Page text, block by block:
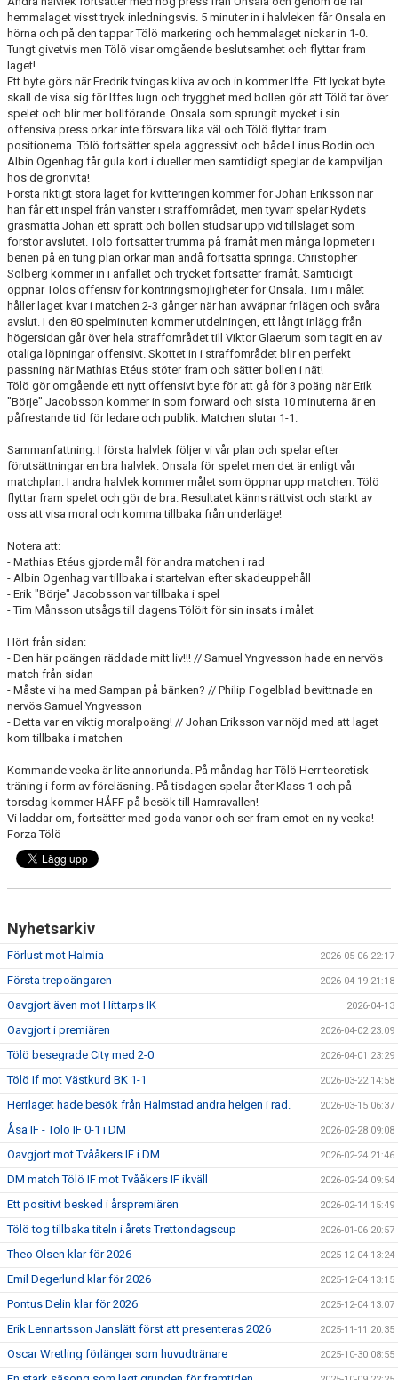
hemmalaget visst tryck inledningsvis. 5 minuter in i halvleken får Onsala en
hörna och på den tappar Tölö markering och hemmalaget nickar in 1-0.
Tungt givetvis men Tölö visar omgående beslutsamhet och flyttar fram
laget!
Ett byte görs när Fredrik tvingas kliva av och in kommer Iffe. Ett lyckat byte
skall de visa sig för Iffes lugn och trygghet med bollen gör att Tölö tar över
spelet och blir mer bollförande. Onsala som sprungit mycket i sin
offensiva press orkar inte försvara lika väl och Tölö flyttar fram
positionerna. Tölö fortsätter spela aggressivt och både Linus Bodin och
Albin Ogenhag får gula kort i dueller men samtidigt speglar de kampviljan
hos de grönvita!
Första riktigt stora läget för kvitteringen kommer för Johan Eriksson när
han får ett inspel från vänster i straffområdet, men tyvärr spelar Rydets
gräsmatta Johan ett spratt och bollen studsar upp vid tillslaget som
förstör avslutet. Tölö fortsätter trumma på framåt men många löpmeter i
benen på en tung plan orkar man ändå fortsätta springa. Christopher
Solberg kommer in i anfallet och trycket fortsätter framåt. Samtidigt
öppnar Tölös offensiv för kontringsmöjligheter för Onsala. Tim i målet
håller laget kvar i matchen 2-3 gånger när han avväpnar frilägen och svåra
avslut. I den 80 spelminuten kommer utdelningen, ett långt inlägg från
högersidan går över hela straffområdet till Viktor Glaerum som tagit en av
otaliga löpningar offensivt. Skottet in i straffområdet blir en perfekt
passning när Mathias Etéus stöter fram och sätter bollen i nät!
Tölö gör omgående ett nytt offensivt byte för att gå för 3 poäng när Erik
"Börje" Jacobsson kommer in som forward och sista 10 minuterna är en
påfrestande tid för ledare och publik. Matchen slutar 1-1.
Sammanfattning: I första halvlek följer vi vår plan och spelar efter
förutsättningar en bra halvlek. Onsala för spelet men det är enligt vår
matchplan. I andra halvlek kommer målet som öppnar upp matchen. Tölö
flyttar fram spelet och gör de bra. Resultatet känns rättvist och starkt av
oss att visa moral och komma tillbaka från underläge!
Notera att:
- Mathias Etéus gjorde mål för andra matchen i rad
- Albin Ogenhag var tillbaka i startelvan efter skadeuppehåll
- Erik "Börje" Jacobsson var tillbaka i spel
- Tim Månsson utsågs till dagens Tölöit för sin insats i målet
Hört från sidan:
- Den här poängen räddade mitt liv!!! // Samuel Yngvesson hade en nervös
match från sidan
- Måste vi ha med Sampan på bänken? // Philip Fogelblad bevittnade en
nervös Samuel Yngvesson
- Detta var en viktig moralpoäng! // Johan Eriksson var nöjd med att laget
kom tillbaka i matchen
Kommande vecka är lite annorlunda. På måndag har Tölö Herr teoretisk
träning i form av föreläsning. På tisdagen spelar åter Klass 1 och på
torsdag kommer HÅFF på besök till Hamravallen!
Vi laddar om, fortsätter med goda vanor och ser fram emot en ny vecka!
Forza Tölö
Nyhetsarkiv
Förlust mot Halmia 2026-05-06 22:17
Första trepoängaren 2026-04-19 21:18
Oavgjort även mot Hittarps IK 2026-04-13
Oavgjort i premiären 2026-04-02 23:09
Tölö besegrade City med 2-0 2026-04-01 23:29
Tölö If mot Västkurd BK 1-1 2026-03-22 14:58
Herrlaget hade besök från Halmstad andra helgen i rad. 2026-03-15 06:37
Åsa IF - Tölö IF 0-1 i DM 2026-02-28 09:08
Oavgjort mot Tvååkers IF i DM 2026-02-24 21:46
DM match Tölö IF mot Tvååkers IF ikväll 2026-02-24 09:54
Ett positivt besked i årspremiären 2026-02-14 15:49
Tölö tog tillbaka titeln i årets Trettondagscup 2026-01-06 20:57
Theo Olsen klar för 2026 2025-12-04 13:24
Emil Degerlund klar för 2026 2025-12-04 13:15
Pontus Delin klar för 2026 2025-12-04 13:07
Erik Lennartsson Janslätt först att presenteras 2026 2025-11-11 20:35
Oscar Wretling förlänger som huvudtränare 2025-10-30 08:55